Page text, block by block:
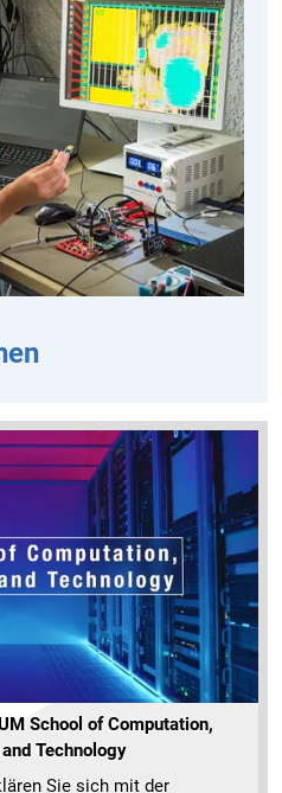
School of Computation,
Technology
Sie sich mit der